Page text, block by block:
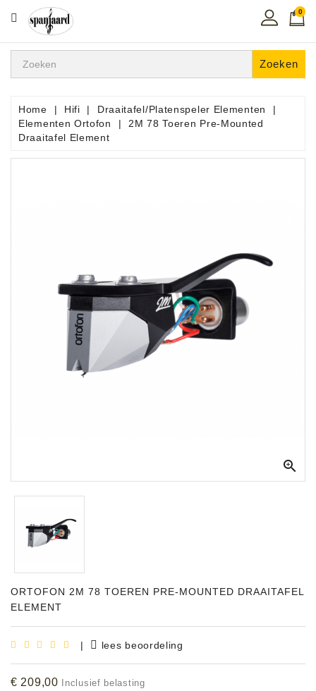
CATEGORIE
Home
In
De
Regio
Instrumenten
Accessoires
DEMO
0
Zoeken
Home Hifi
Draaitafel/Platenspeler Elementen
Elementen Ortofon
2M 78 Toeren Pre-Mounted
Draaitafel Element

ORTOFON 2M 78 TOEREN PRE-MOUNTED DRAAITAFEL
ELEMENT
| lees beoordeling
€ 209,00 Inclusief belasting